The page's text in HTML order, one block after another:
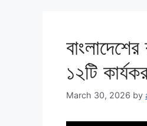
১২টি
March 30, 2026 by